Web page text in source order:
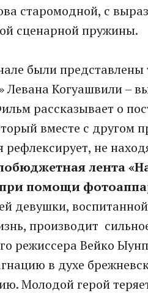
старомодной, с
сценарной пружины.
были
Левана Когуашвили –
рассказывает о
вместе с другом
рефлексирует, не
лента
помощи
девушки,
производит
режиссера Вейко
в духе
Молодой герой